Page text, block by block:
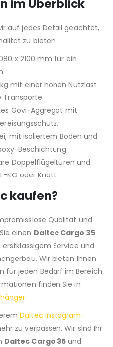
im Überblick
auf jedes Detail geachtet,
zu bieten:
x 2100 mm für ein
mit einer hohen Nutzlast
Transporte.
Govi-Aggregat mit
mit isoliertem Boden und
Beschichtung.
Doppelflügeltüren und
KO oder Knott.
kaufen?
Qualität und
einen Daltec Cargo 35
Service und
Wir bieten Ihnen
für jeden Bedarf im Bereich
finden Sie in
.
Daltec Instagram-
zu verpassen. Wir sind Ihr
Daltec Cargo 35 und